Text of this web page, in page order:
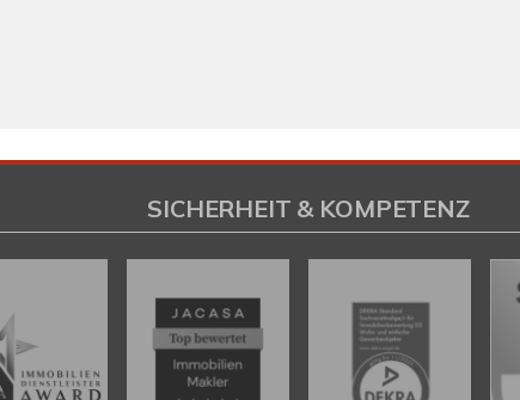
SICHERHEIT & KOMPETENZ